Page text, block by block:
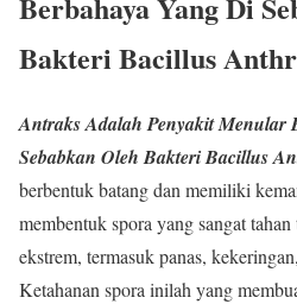
Bakteri Bacillus
Antraks Adalah Penyakit Menular
Sebabkan Oleh Bakteri Bacillus
berbentuk batang dan memiliki
membentuk spora yang sangat
ekstrem, termasuk panas,
Ketahanan spora inilah yang